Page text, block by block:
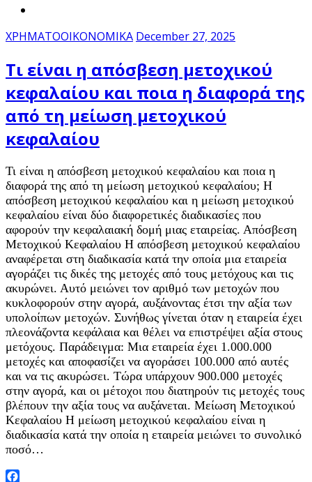
ΧΡΗΜΑΤΟΟΙΚΟΝΟΜΙΚΑ December 27, 2025
Τι είναι η απόσβεση μετοχικού
κεφαλαίου και ποια η διαφορά της
από τη μείωση μετοχικού
κεφαλαίου
Τι είναι η απόσβεση μετοχικού κεφαλαίου και ποια η
διαφορά της από τη μείωση μετοχικού κεφαλαίου; Η
απόσβεση μετοχικού κεφαλαίου και η μείωση μετοχικού
κεφαλαίου είναι δύο διαφορετικές διαδικασίες που
αφορούν την κεφαλαιακή δομή μιας εταιρείας. Απόσβεση
Μετοχικού Κεφαλαίου Η απόσβεση μετοχικού κεφαλαίου
αναφέρεται στη διαδικασία κατά την οποία μια εταιρεία
αγοράζει τις δικές της μετοχές από τους μετόχους και τις
ακυρώνει. Αυτό μειώνει τον αριθμό των μετοχών που
κυκλοφορούν στην αγορά, αυξάνοντας έτσι την αξία των
υπολοίπων μετοχών. Συνήθως γίνεται όταν η εταιρεία έχει
πλεονάζοντα κεφάλαια και θέλει να επιστρέψει αξία στους
μετόχους. Παράδειγμα: Μια εταιρεία έχει 1.000.000
μετοχές και αποφασίζει να αγοράσει 100.000 από αυτές
και να τις ακυρώσει. Τώρα υπάρχουν 900.000 μετοχές
στην αγορά, και οι μέτοχοι που διατηρούν τις μετοχές τους
βλέπουν την αξία τους να αυξάνεται. Μείωση Μετοχικού
Κεφαλαίου Η μείωση μετοχικού κεφαλαίου είναι η
διαδικασία κατά την οποία η εταιρεία μειώνει το συνολικό
ποσό…